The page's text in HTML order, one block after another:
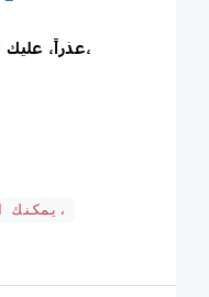
عذراً، عليك الانضمام الى هذهِ القناة أولاً،
يمكنك ايضاً تجربة هذه البوتات،